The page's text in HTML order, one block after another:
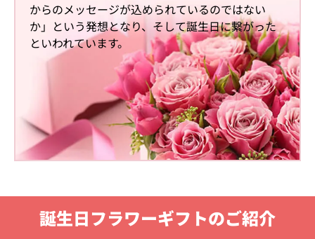
からのメッセージが込められているのではない
か」という発想となり、そして誕生日に繋がった
といわれています。
誕生日フラワーギフトのご紹介